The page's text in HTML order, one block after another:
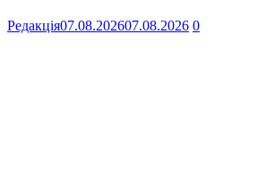
Редакція07.08.202607.08.2026 0